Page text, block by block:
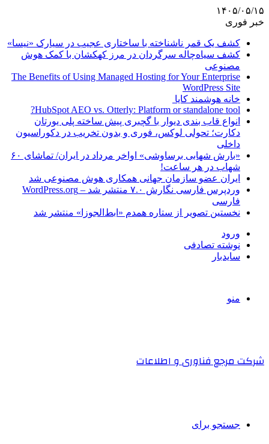
۱۴۰۵/۰۵/۱۵
خبر فوری
کشف یک قمر ناشناخته با ساختاری عجیب در سیارک «نیسا»
کشف سیاه‌چاله سرگردان در مرز کهکشان با کمک هوش
مصنوعی
The Benefits of Using Managed Hosting for Your Enterprise
WordPress Site
خانه هوشمند کایا
HubSpot AEO vs. Otterly: Platform or standalone tool?
انواع قاب بندی دیوار با گچبری پیش ساخته پلی یورتان
دکارت؛ تحولی لوکس، فوری و بدون تخریب در دکوراسیون
داخلی
«بارش شهابی برساوشی» اواخر مرداد در ایران/ تماشای ۶۰
شهاب در هر ساعت!
ایران عضو سازمان جهانی همکاری هوش مصنوعی شد
وردپرس فارسی نگارش ۷.۰ منتشر شد – WordPress.org
فارسی
نخستین تصویر از ستاره همدم «ابط‌الجوزا» منتشر شد
ورود
نوشته تصادفی
سایدبار
منو
شرکت مرجع فناوری و اطلاعات
جستجو برای